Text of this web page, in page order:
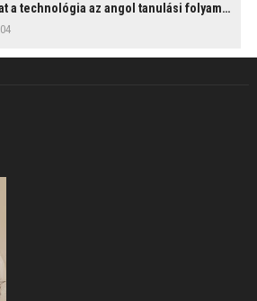
Hogyan hat a technológia az angol tanulási folyamatokra?